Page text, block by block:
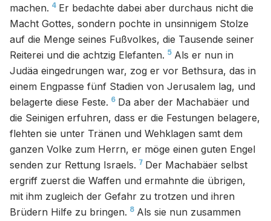
machen. 4 Er bedachte dabei aber durchaus nicht die
Macht Gottes, sondern pochte in unsinnigem Stolze
auf die Menge seines Fußvolkes, die Tausende seiner
Reiterei und die achtzig Elefanten. 5 Als er nun in
Judäa eingedrungen war, zog er vor Bethsura, das in
einem Engpasse fünf Stadien von Jerusalem lag, und
belagerte diese Feste. 6 Da aber der Machabäer und
die Seinigen erfuhren, dass er die Festungen belagere,
flehten sie unter Tränen und Wehklagen samt dem
ganzen Volke zum Herrn, er möge einen guten Engel
senden zur Rettung Israels. 7 Der Machabäer selbst
ergriff zuerst die Waffen und ermahnte die übrigen,
mit ihm zugleich der Gefahr zu trotzen und ihren
Brüdern Hilfe zu bringen. 8 Als sie nun zusammen